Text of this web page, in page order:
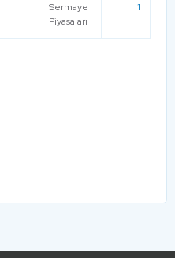
Sermaye
Piyasaları
1